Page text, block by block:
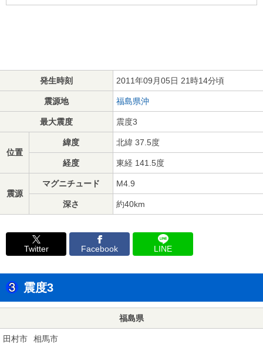
発生時刻 2011年09月05日 21時14分頃
震源地 福島県沖
最大震度 震度3
位置
緯度 北緯 37.5度
経度 東経 141.5度
震源
マグニチュード M4.9
深さ 約40km
Twitter Facebook LINE
震度3
福島県
田村市 相馬市